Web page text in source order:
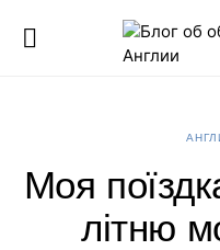
Моя
літню